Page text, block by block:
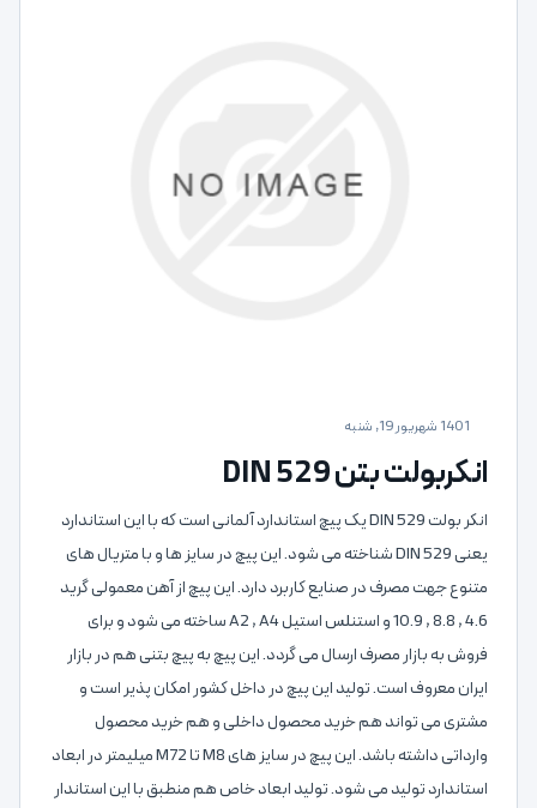
1401 شهریور 19, شنبه
انکربولت بتن DIN 529
انکر بولت DIN 529 یک پیچ استاندارد آلمانی است که با این استاندارد
یعنی DIN 529 شناخته می شود. این پیچ در سایز ها و با متریال های
متنوع جهت مصرف در صنایع کاربرد دارد. این پیچ از آهن معمولی گرید
4.6 , 8.8 , 10.9 و استنلس استیل A2 , A4 ساخته می شود و برای
فروش به بازار مصرف ارسال می گردد. این پیچ به پیچ بتنی هم در بازار
ایران معروف است. تولید این پیچ در داخل کشور امکان پذیر است و
مشتری می تواند هم خرید محصول داخلی و هم خرید محصول
وارداتی داشته باشد. این پیچ در سایز های M8 تا M72 میلیمتر در ابعاد
استاندارد تولید می شود. تولید ابعاد خاص هم منطبق با این استاندار